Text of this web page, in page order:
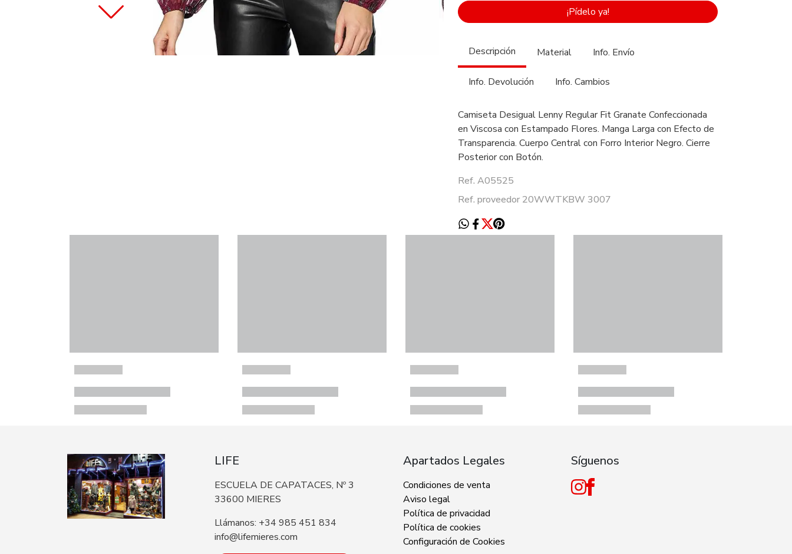
¡Pídelo ya!
Descripción Material Info. Envío
Info. Devolución Info. Cambios
Camiseta Desigual Lenny Regular Fit Granate Confeccionada
en Viscosa con Estampado Flores. Manga Larga con Efecto de
Transparencia. Cuerpo Central con Forro Interior Negro. Cierre
Posterior con Botón.
Ref. A05525
Ref. proveedor 20WWTKBW 3007
LIFE
ESCUELA DE CAPATACES, Nº 3
33600 MIERES
Llámanos: +34 985 451 834
info@lifemieres.com
Apartados Legales
Condiciones de venta
Aviso legal
Política de privacidad
Política de cookies
Configuración de Cookies
Síguenos